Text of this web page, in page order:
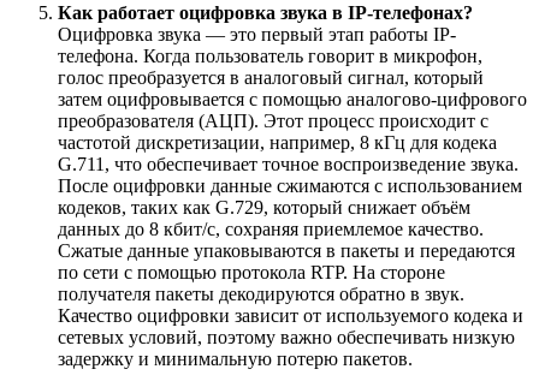
Как работает оцифровка звука в IP-телефонах?
Оцифровка звука — это первый этап работы IP-
телефона. Когда пользователь говорит в микрофон,
голос преобразуется в аналоговый сигнал, который
затем оцифровывается с помощью аналогово-цифрового
преобразователя (АЦП). Этот процесс происходит с
частотой дискретизации, например, 8 кГц для кодека
G.711, что обеспечивает точное воспроизведение звука.
После оцифровки данные сжимаются с использованием
кодеков, таких как G.729, который снижает объём
данных до 8 кбит/с, сохраняя приемлемое качество.
Сжатые данные упаковываются в пакеты и передаются
по сети с помощью протокола RTP. На стороне
получателя пакеты декодируются обратно в звук.
Качество оцифровки зависит от используемого кодека и
сетевых условий, поэтому важно обеспечивать низкую
задержку и минимальную потерю пакетов.